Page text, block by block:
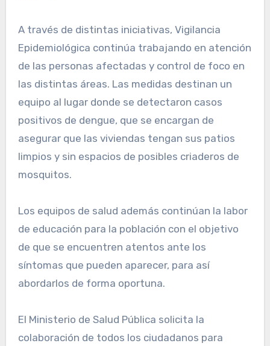
A través de distintas iniciativas, Vigilancia
Epidemiológica continúa trabajando en atención
de las personas afectadas y control de foco en
las distintas áreas. Las medidas destinan un
equipo al lugar donde se detectaron casos
positivos de dengue, que se encargan de
asegurar que las viviendas tengan sus patios
limpios y sin espacios de posibles criaderos de
mosquitos.
Los equipos de salud además continúan la labor
de educación para la población con el objetivo
de que se encuentren atentos ante los
síntomas que pueden aparecer, para así
abordarlos de forma oportuna.
El Ministerio de Salud Pública solicita la
colaboración de todos los ciudadanos para